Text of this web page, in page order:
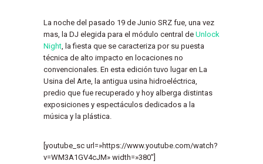
La noche del pasado 19 de Junio SRZ fue, una vez
mas, la DJ elegida para el módulo central de Unlock
Night, la fiesta que se caracteriza por su puesta
técnica de alto impacto en locaciones no
convencionales. En esta edición tuvo lugar en La
Usina del Arte, la antigua usina hidroeléctrica,
predio que fue recuperado y hoy alberga distintas
exposiciones y espectáculos dedicados a la
música y la plástica.
[youtube_sc url=»https://www.youtube.com/watch?
v=WM3A1GV4cJM» width=»380″]